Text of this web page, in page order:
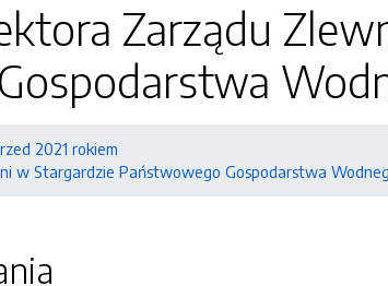
Zarządu
2021 rokiem
w Stargardzie Państwowego Gospodarstwa